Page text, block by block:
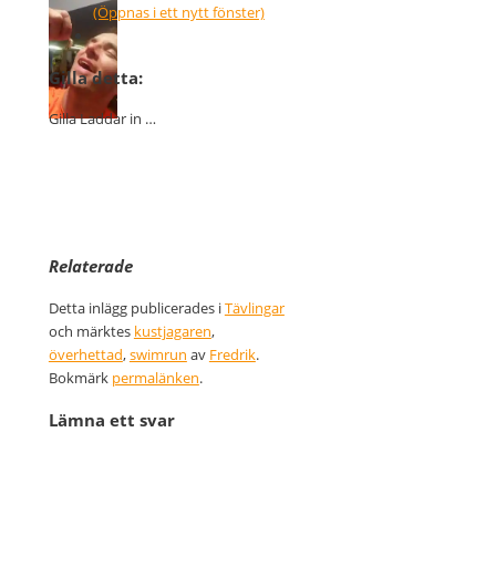
(Öppnas i ett nytt fönster)
Gilla detta:
GillaLaddar in …
Relaterade
Detta inlägg publicerades iTävlingar
och märktes kustjagaren,
överhettad,swimrun av Fredrik.
Bokmärk permalänken.
Lämna ett svar